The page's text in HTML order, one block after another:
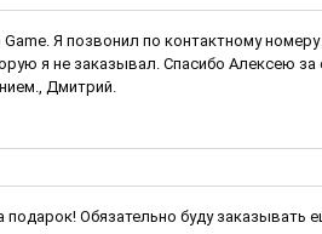
Game. Я позвонил по контактному
я не заказывал. Спасибо Алексею за
Дмитрий.
Обязательно буду заказывать